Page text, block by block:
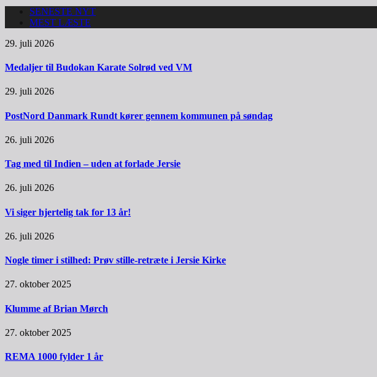
SENESTE NYT
MEST LÆSTE
29. juli 2026
Medaljer til Budokan Karate Solrød ved VM
29. juli 2026
PostNord Danmark Rundt kører gennem kommunen på søndag
26. juli 2026
Tag med til Indien – uden at forlade Jersie
26. juli 2026
Vi siger hjertelig tak for 13 år!
26. juli 2026
Nogle timer i stilhed: Prøv stille-retræte i Jersie Kirke
27. oktober 2025
Klumme af Brian Mørch
27. oktober 2025
REMA 1000 fylder 1 år